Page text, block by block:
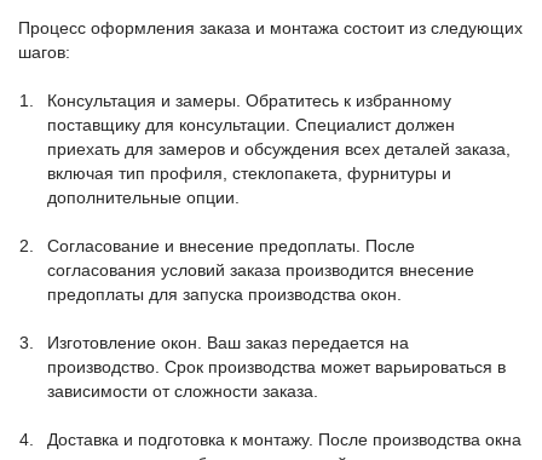
Процесс оформления заказа и монтажа состоит из следующих
шагов:
Консультация и замеры. Обратитесь к избранному
поставщику для консультации. Специалист должен
приехать для замеров и обсуждения всех деталей заказа,
включая тип профиля, стеклопакета, фурнитуры и
дополнительные опции.
Согласование и внесение предоплаты. После
согласования условий заказа производится внесение
предоплаты для запуска производства окон.
Изготовление окон. Ваш заказ передается на
производство. Срок производства может варьироваться в
зависимости от сложности заказа.
Доставка и подготовка к монтажу. После производства окна